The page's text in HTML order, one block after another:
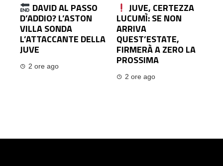
DAVID AL PASSO
D’ADDIO? L’ASTON
VILLA SONDA
L’ATTACCANTE DELLA
JUVE
2 ore ago
JUVE, CERTEZZA
LUCUMÌ: SE NON
ARRIVA
QUEST’ESTATE,
FIRMERÀ A ZERO LA
PROSSIMA
2 ore ago